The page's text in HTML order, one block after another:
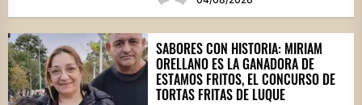
SABORES CON HISTORIA: MIRIAM
ORELLANO ES LA GANADORA DE
ESTAMOS FRITOS, EL CONCURSO DE
TORTAS FRITAS DE LUQUE